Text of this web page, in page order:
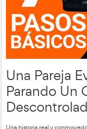
Tutorial
Usar el
durante
Este tutorial ha sido
Explica, paso a paso,
cumplimiento de las